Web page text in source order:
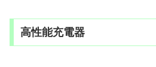
高性能充電器